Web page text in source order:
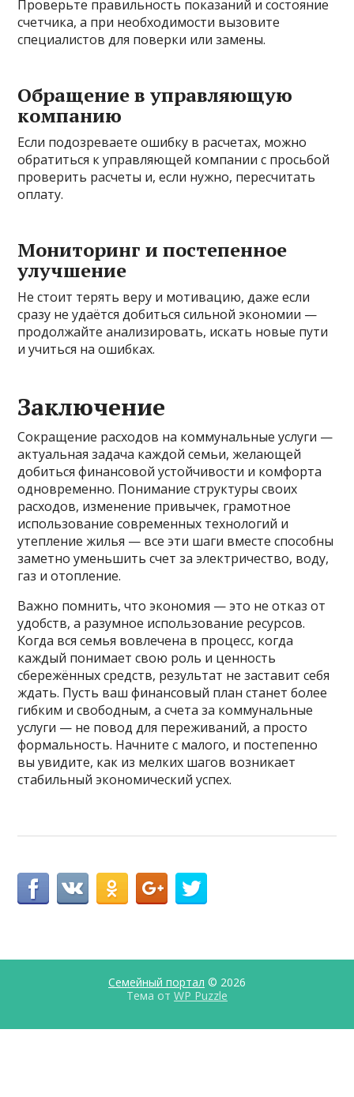
Проверьте правильность показаний и состояние
счетчика, а при необходимости вызовите
специалистов для поверки или замены.
Обращение в управляющую
компанию
Если подозреваете ошибку в расчетах, можно
обратиться к управляющей компании с просьбой
проверить расчеты и, если нужно, пересчитать
оплату.
Мониторинг и постепенное
улучшение
Не стоит терять веру и мотивацию, даже если
сразу не удаётся добиться сильной экономии —
продолжайте анализировать, искать новые пути
и учиться на ошибках.
Заключение
Сокращение расходов на коммунальные услуги —
актуальная задача каждой семьи, желающей
добиться финансовой устойчивости и комфорта
одновременно. Понимание структуры своих
расходов, изменение привычек, грамотное
использование современных технологий и
утепление жилья — все эти шаги вместе способны
заметно уменьшить счет за электричество, воду,
газ и отопление.
Важно помнить, что экономия — это не отказ от
удобств, а разумное использование ресурсов.
Когда вся семья вовлечена в процесс, когда
каждый понимает свою роль и ценность
сбережённых средств, результат не заставит себя
ждать. Пусть ваш финансовый план станет более
гибким и свободным, а счета за коммунальные
услуги — не повод для переживаний, а просто
формальность. Начните с малого, и постепенно
вы увидите, как из мелких шагов возникает
стабильный экономический успех.
Семейный портал © 2026
Тема от WP Puzzle